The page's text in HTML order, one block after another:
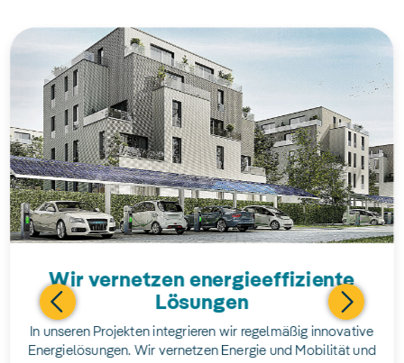
Wir vernetzen energieeffiziente
Lösungen
In unseren Projekten integrieren wir regelmäßig innovative
Energielösungen. Wir vernetzen Energie und Mobilität und